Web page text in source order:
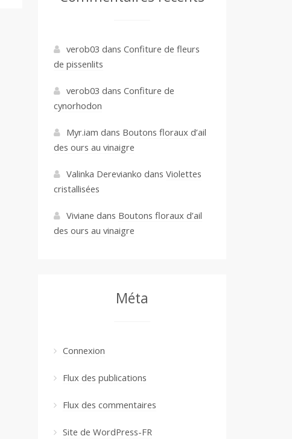
verob03 dans Confiture de fleurs
de pissenlits
verob03 dans Confiture de
cynorhodon
Myr.iam dans Boutons floraux d’ail
des ours au vinaigre
Valinka Derevianko dans Violettes
cristallisées
Viviane dans Boutons floraux d’ail
des ours au vinaigre
Méta
Connexion
Flux des publications
Flux des commentaires
Site de WordPress-FR